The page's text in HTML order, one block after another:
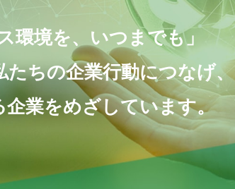
環境を、いつまでも」
たちの企業行動につなげ、
業をめざしています。